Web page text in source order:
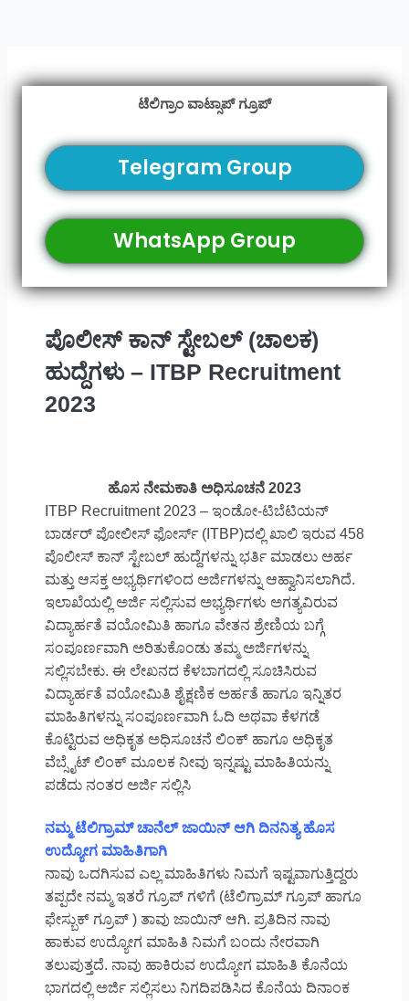
ಟೆಲಿಗ್ರಾಂ ವಾಟ್ಸಾಪ್ ಗ್ರೂಪ್
Telegram Group
WhatsApp Group
ಪೊಲೀಸ್ ಕಾನ್ ಸ್ಟೇಬಲ್ (ಚಾಲಕ)
ಹುದ್ದೆಗಳು – ITBP Recruitment
2023
ಹೊಸ ನೇಮಕಾತಿ ಅಧಿಸೂಚನೆ 2023
ITBP Recruitment 2023 – ಇಂಡೋ-ಟಿಬೆಟಿಯನ್
ಬಾರ್ಡರ್ ಪೋಲೀಸ್ ಫೋರ್ಸ್ (ITBP)ದಲ್ಲಿ ಖಾಲಿ ಇರುವ 458
ಪೊಲೀಸ್ ಕಾನ್ ಸ್ಟೇಬಲ್ ಹುದ್ದೆಗಳನ್ನು ಭರ್ತಿ ಮಾಡಲು ಅರ್ಹ
ಮತ್ತು ಆಸಕ್ತ ಅಭ್ಯರ್ಥಿಗಳಿಂದ ಅರ್ಜಿಗಳನ್ನು ಆಹ್ವಾನಿಸಲಾಗಿದೆ.
ಇಲಾಖೆಯಲ್ಲಿ ಅರ್ಜಿ ಸಲ್ಲಿಸುವ ಅಭ್ಯರ್ಥಿಗಳು ಅಗತ್ಯವಿರುವ
ವಿದ್ಯಾರ್ಹತೆ ವಯೋಮಿತಿ ಹಾಗೂ ವೇತನ ಶ್ರೇಣಿಯ ಬಗ್ಗೆ
ಸಂಪೂರ್ಣವಾಗಿ ಅರಿತುಕೊಂಡು ತಮ್ಮ ಅರ್ಜಿಗಳನ್ನು
ಸಲ್ಲಿಸಬೇಕು. ಈ ಲೇಖನದ ಕೆಳಬಾಗದಲ್ಲಿ ಸೂಚಿಸಿರುವ
ವಿದ್ಯಾರ್ಹತೆ ವಯೋಮಿತಿ ಶೈಕ್ಷಣಿಕ ಅರ್ಹತೆ ಹಾಗೂ ಇನ್ನಿತರ
ಮಾಹಿತಿಗಳನ್ನು ಸಂಪೂರ್ಣವಾಗಿ ಓದಿ ಅಥವಾ ಕೆಳಗಡೆ
ಕೊಟ್ಟಿರುವ ಅಧಿಕೃತ ಅಧಿಸೂಚನೆ ಲಿಂಕ್ ಹಾಗೂ ಅಧಿಕೃತ
ವೆಬ್ಸೈಟ್ ಲಿಂಕ್ ಮೂಲಕ ನೀವು ಇನ್ನಷ್ಟು ಮಾಹಿತಿಯನ್ನು
ಪಡೆದು ನಂತರ ಅರ್ಜಿ ಸಲ್ಲಿಸಿ
ನಮ್ಮ ಟೆಲಿಗ್ರಾಮ್ ಚಾನೆಲ್ ಜಾಯಿನ್ ಆಗಿ ದಿನನಿತ್ಯ ಹೊಸ
ಉದ್ಯೋಗ ಮಾಹಿತಿಗಾಗಿ
ನಾವು ಒದಗಿಸುವ ಎಲ್ಲ ಮಾಹಿತಿಗಳು ನಿಮಗೆ ಇಷ್ಟವಾಗುತ್ತಿದ್ದರು
ತಪ್ಪದೇ ನಮ್ಮ ಇತರೆ ಗ್ರೂಪ್ ಗಳಿಗೆ (ಟೆಲಿಗ್ರಾಮ್ ಗ್ರೂಪ್ ಹಾಗೂ
ಫೇಸ್ಬುಕ್ ಗ್ರೂಪ್ ) ತಾವು ಜಾಯಿನ್ ಆಗಿ. ಪ್ರತಿದಿನ ನಾವು
ಹಾಕುವ ಉದ್ಯೋಗ ಮಾಹಿತಿ ನಿಮಗೆ ಬಂದು ನೇರವಾಗಿ
ತಲುಪುತ್ತದೆ. ನಾವು ಹಾಕಿರುವ ಉದ್ಯೋಗ ಮಾಹಿತಿ ಕೊನೆಯ
ಭಾಗದಲ್ಲಿ ಅರ್ಜಿ ಸಲ್ಲಿಸಲು ನಿಗದಿಪಡಿಸಿದ ಕೊನೆಯ ದಿನಾಂಕ